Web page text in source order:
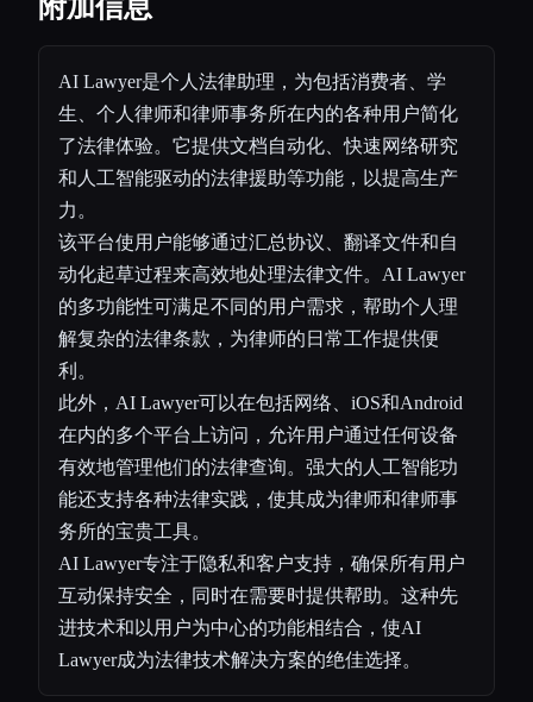
附加信息
AI Lawyer是个人法律助理，为包括消费者、学
生、个人律师和律师事务所在内的各种用户简化
了法律体验。它提供文档自动化、快速网络研究
和人工智能驱动的法律援助等功能，以提高生产
力。
该平台使用户能够通过汇总协议、翻译文件和自
动化起草过程来高效地处理法律文件。AI Lawyer
的多功能性可满足不同的用户需求，帮助个人理
解复杂的法律条款，为律师的日常工作提供便
利。
此外，AI Lawyer可以在包括网络、iOS和Android
在内的多个平台上访问，允许用户通过任何设备
有效地管理他们的法律查询。强大的人工智能功
能还支持各种法律实践，使其成为律师和律师事
务所的宝贵工具。
AI Lawyer专注于隐私和客户支持，确保所有用户
互动保持安全，同时在需要时提供帮助。这种先
进技术和以用户为中心的功能相结合，使AI
Lawyer成为法律技术解决方案的绝佳选择。